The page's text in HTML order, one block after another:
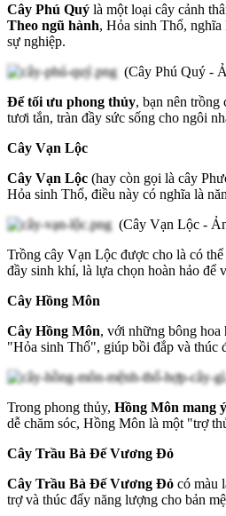
Cây Phú Quý là một loại cây cảnh
Theo ngũ hành, Hỏa sinh Thổ, nghĩa
sự nghiệp.
(Cây Phú Quý -
Để tối ưu phong thủy, bạn nên
tươi tắn, tràn đầy sức sống cho ngôi
Cây Vạn Lộc
Cây Vạn Lộc (hay còn gọi là cây
Hỏa sinh Thổ, điều này có nghĩa là
(Cây Vạn Lộc -
Trồng cây Vạn Lộc được cho là có
đầy sinh khí, là lựa chọn hoàn hảo để
Cây Hồng Môn
Cây Hồng Môn, với những bông hoa
"Hỏa sinh Thổ", giúp bồi đắp và thúc
Trong phong thủy, Hồng Môn mang
dễ chăm sóc, Hồng Môn là một "trợ
Cây Trầu Bà Đế Vương Đỏ
Cây Trầu Bà Đế Vương Đỏ có màu
trợ và thúc đẩy năng lượng cho bản